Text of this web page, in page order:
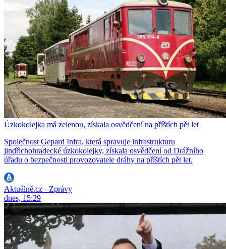
Úzkokolejka má zelenou, získala osvědčení na příštích pět let
Společnost Gepard Infra, která spravuje infrastrukturu
jindřichohradecké úzkokolejky, získala osvědčení od Drážního
úřadu o bezpečnosti provozovatele dráhy na příštích pět let.
Aktuálně.cz - Zprávy
dnes, 15:29